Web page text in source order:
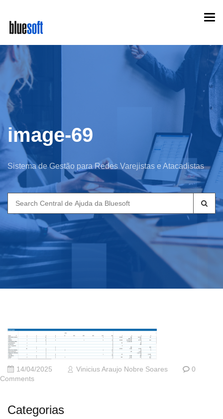
main
content
image-69
Sistema de Gestão para Redes Varejistas e Atacadistas
Search
for:
14/04/2025 Vinicius Araujo Nobre Soares
0
Comments
Categorias